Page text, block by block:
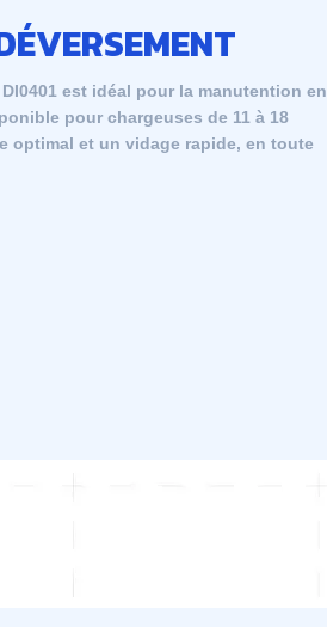
est idéal pour la manutention en
pour chargeuses de 11 à 18
optimal et un vidage rapide, en toute